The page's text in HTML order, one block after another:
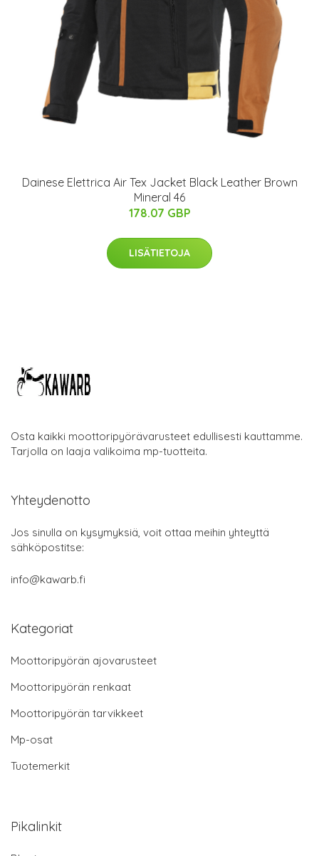
Dainese Elettrica Air Tex Jacket Black Leather Brown
Mineral 46
178.07 GBP
LISÄTIETOJA
Osta kaikki moottoripyörävarusteet edullisesti kauttamme.
Tarjolla on laaja valikoima mp-tuotteita.
Yhteydenotto
Jos sinulla on kysymyksiä, voit ottaa meihin yhteyttä
sähköpostitse:
info@kawarb.fi
Kategoriat
Moottoripyörän ajovarusteet
Moottoripyörän renkaat
Moottoripyörän tarvikkeet
Mp-osat
Tuotemerkit
Pikalinkit